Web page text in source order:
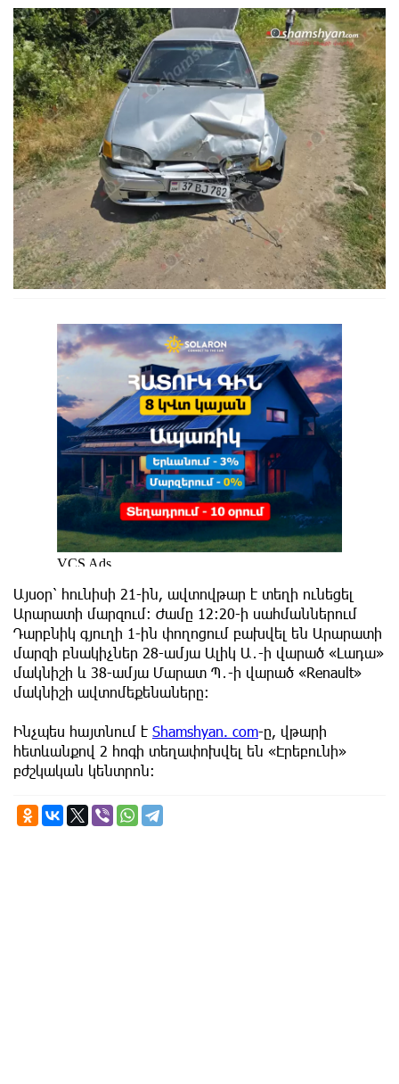
Այսօր՝ հունիսի 21-ին, ավտովթար է տեղի ունեցել
Արարատի մարզում։ Ժամը 12։20-ի սահմաններում
Դարբնիկ գյուղի 1-ին փողոցում բախվել են Արարատի
մարզի բնակիչներ 28-ամյա Ալիկ Ա․-ի վարած «Լադա»
մակնիշի և 38-ամյա Մարատ Պ․-ի վարած «Renault»
մակնիշի ավտոմեքենաները։
Ինչպես հայտնում է Shamshyan. com-ը, վթարի
հետևանքով 2 հոգի տեղափոխվել են «Էրեբունի»
բժշկական կենտրոն։